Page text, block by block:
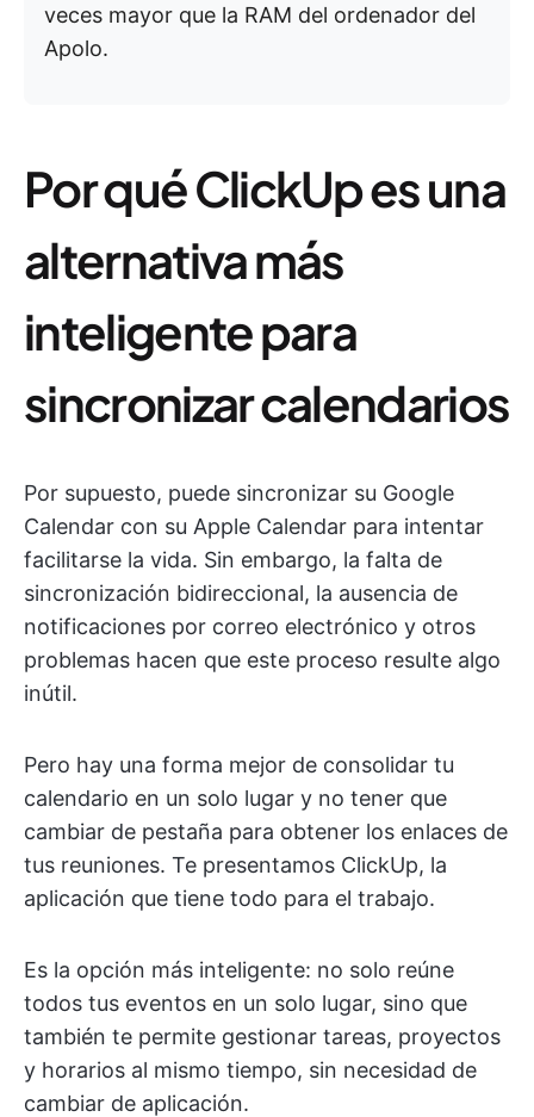
veces mayor que la RAM del ordenador del
Apolo.
Por qué ClickUp es una
alternativa más
inteligente para
sincronizar calendarios
Por supuesto, puede sincronizar su Google
Calendar con su Apple Calendar para intentar
facilitarse la vida. Sin embargo, la falta de
sincronización bidireccional, la ausencia de
notificaciones por correo electrónico y otros
problemas hacen que este proceso resulte algo
inútil.
Pero hay una forma mejor de consolidar tu
calendario en un solo lugar y no tener que
cambiar de pestaña para obtener los enlaces de
tus reuniones. Te presentamos ClickUp, la
aplicación que tiene todo para el trabajo.
Es la opción más inteligente: no solo reúne
todos tus eventos en un solo lugar, sino que
también te permite gestionar tareas, proyectos
y horarios al mismo tiempo, sin necesidad de
cambiar de aplicación.